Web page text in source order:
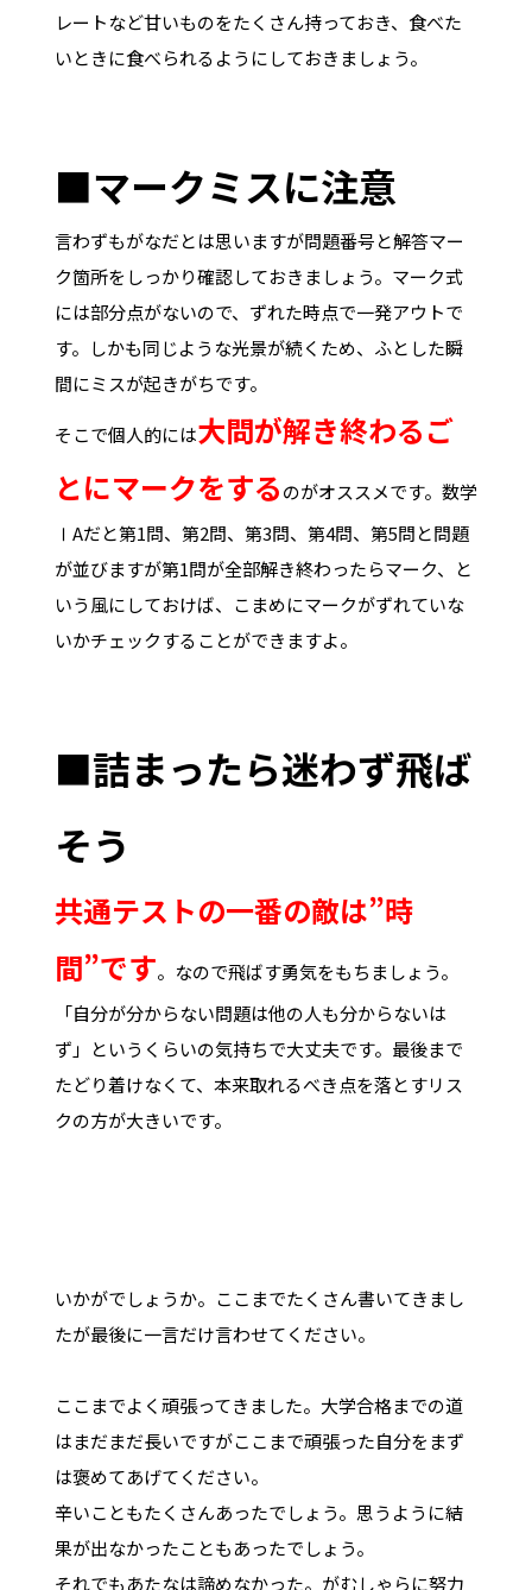
レートなど甘いものをたくさん持っておき、食べた
いときに食べられるようにしておきましょう。
■マークミスに注意
言わずもがなだとは思いますが問題番号と解答マー
ク箇所をしっかり確認しておきましょう。マーク式
には部分点がないので、ずれた時点で一発アウトで
す。しかも同じような光景が続くため、ふとした瞬
間にミスが起きがちです。
そこで個人的には大問が解き終わるご
とにマークをするのがオススメです。数学
ⅠAだと第1問、第2問、第3問、第4問、第5問と問題
が並びますが第1問が全部解き終わったらマーク、と
いう風にしておけば、こまめにマークがずれていな
いかチェックすることができますよ。
■詰まったら迷わず飛ば
そう
共通テストの一番の敵は”時
間”です。なので飛ばす勇気をもちましょう。
「自分が分からない問題は他の人も分からないは
ず」というくらいの気持ちで大丈夫です。最後まで
たどり着けなくて、本来取れるべき点を落とすリス
クの方が大きいです。
いかがでしょうか。ここまでたくさん書いてきまし
たが最後に一言だけ言わせてください。
ここまでよく頑張ってきました。大学合格までの道
はまだまだ長いですがここまで頑張った自分をまず
は褒めてあげてください。
辛いこともたくさんあったでしょう。思うように結
果が出なかったこともあったでしょう。
それでもあたなは諦めなかった。がむしゃらに努力